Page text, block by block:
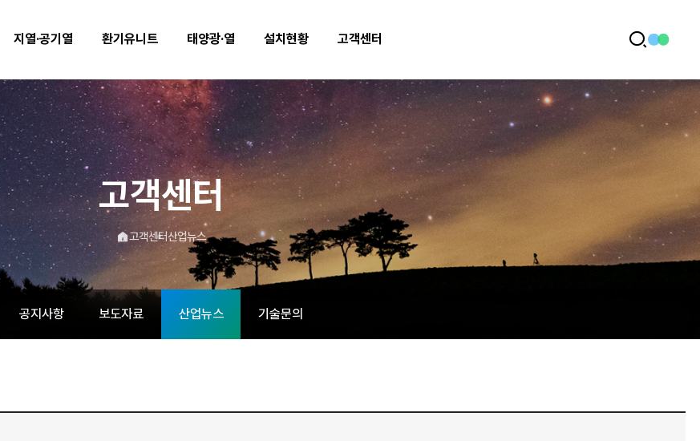
지열·공기열 환기유니트 태양광·열 설치현황 고객센터
메
뉴
고객센터
메
인
이
동
고객센터산업뉴스
공지사항 보도자료 산업뉴스 기술문의